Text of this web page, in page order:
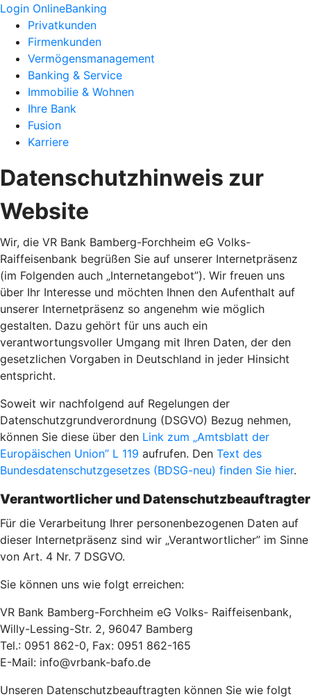
Login OnlineBanking
Privatkunden
Firmenkunden
Vermögensmanagement
Banking & Service
Immobilie & Wohnen
Ihre Bank
Fusion
Karriere
Datenschutzhinweis zur
Website
Wir, die VR Bank Bamberg-Forchheim eG Volks-
Raiffeisenbank begrüßen Sie auf unserer Internetpräsenz
(im Folgenden auch „Internetangebot”). Wir freuen uns
über Ihr Interesse und möchten Ihnen den Aufenthalt auf
unserer Internetpräsenz so angenehm wie möglich
gestalten. Dazu gehört für uns auch ein
verantwortungsvoller Umgang mit Ihren Daten, der den
gesetzlichen Vorgaben in Deutschland in jeder Hinsicht
entspricht.
Soweit wir nachfolgend auf Regelungen der
Datenschutzgrundverordnung (DSGVO) Bezug nehmen,
können Sie diese über den Link zum „Amtsblatt der
Europäischen Union” L 119 aufrufen. Den Text des
Bundesdatenschutzgesetzes (BDSG-neu) finden Sie hier.
Verantwortlicher und Datenschutzbeauftragter
Für die Verarbeitung Ihrer personenbezogenen Daten auf
dieser Internetpräsenz sind wir „Verantwortlicher” im Sinne
von Art. 4 Nr. 7 DSGVO.
Sie können uns wie folgt erreichen:
VR Bank Bamberg-Forchheim eG Volks- Raiffeisenbank,
Willy-Lessing-Str. 2, 96047 Bamberg
Tel.: 0951 862-0, Fax: 0951 862-165
E-Mail: info@vrbank-bafo.de
Unseren Datenschutzbeauftragten können Sie wie folgt